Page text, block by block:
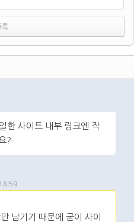
한 사이트 내부 링크엔 작
?
남기기 때문에 굳이 사이